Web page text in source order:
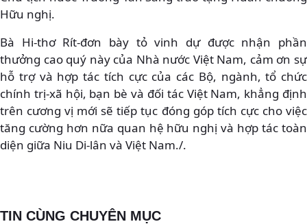
Hữu nghị.
Bà Hi-thơ Rít-đơn bày tỏ vinh dự được nhận phần
thưởng cao quý này của Nhà nước Việt Nam, cảm ơn sự
hỗ trợ và hợp tác tích cực của các Bộ, ngành, tổ chức
chính trị-xã hội, bạn bè và đối tác Việt Nam, khẳng định
trên cương vị mới sẽ tiếp tục đóng góp tích cực cho việc
tăng cường hơn nữa quan hệ hữu nghị và hợp tác toàn
diện giữa Niu Di-lân và Việt Nam./.
TIN CÙNG CHUYÊN MỤC